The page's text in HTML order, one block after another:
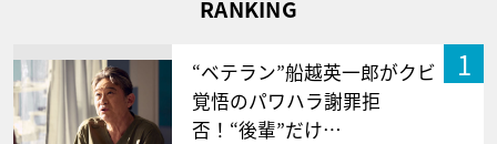
RANKING
1
“ベテラン”船越英一郎がクビ
覚悟のパワハラ謝罪拒
否！“後輩”だけ…